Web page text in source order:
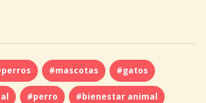
#mascotas #gatos
#perro #bienestar animal